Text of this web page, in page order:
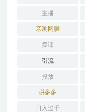
主播
亲测网赚
卖课
引流
投放
拼多多
日入过千